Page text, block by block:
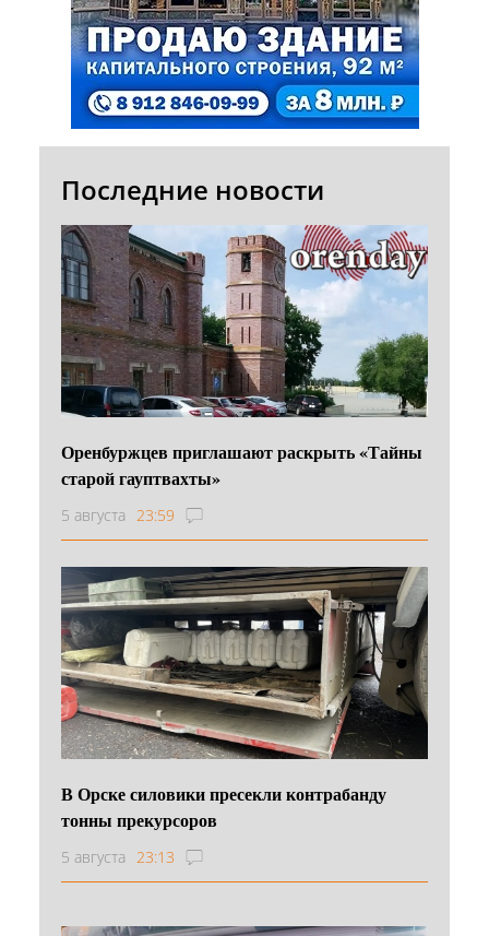
Последние новости
Оренбуржцев приглашают раскрыть «Тайны
старой гауптвахты»
5 августа 23:59
В Орске силовики пресекли контрабанду
тонны прекурсоров
5 августа 23:13